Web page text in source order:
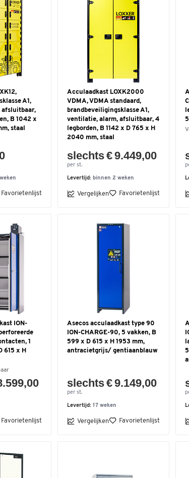
A1,
afsluitbaar,
B 1042 x
staal
Favorietenlijst
Acculaadkast LOXK2000
VDMA, VDMA standaard,
brandbeveiligingsklasse A1,
ventilatie, alarm, afsluitbaar, 4
legborden, B 1142 x D 765 x H
2040 mm, staal
slechts € 9.449,00
per st.
Levertijd: binnen 2 weken
Vergelijken Favorietenlijst
ION-
1
615 x H
Favorietenlijst
Asecos acculaadkast type 90
ION-CHARGE-90, 5 vakken, B
599 x D 615 x H 1953 mm,
antracietgrijs/ gentiaanblauw
slechts € 9.149,00
per st.
Levertijd: 17 weken
Vergelijken Favorietenlijst